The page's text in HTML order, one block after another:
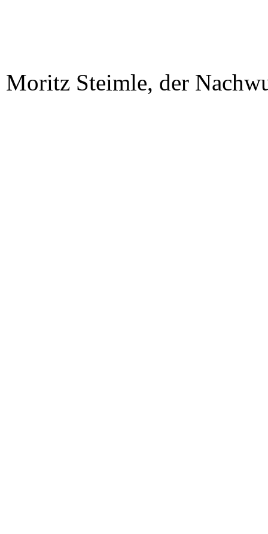
Moritz Steimle, der